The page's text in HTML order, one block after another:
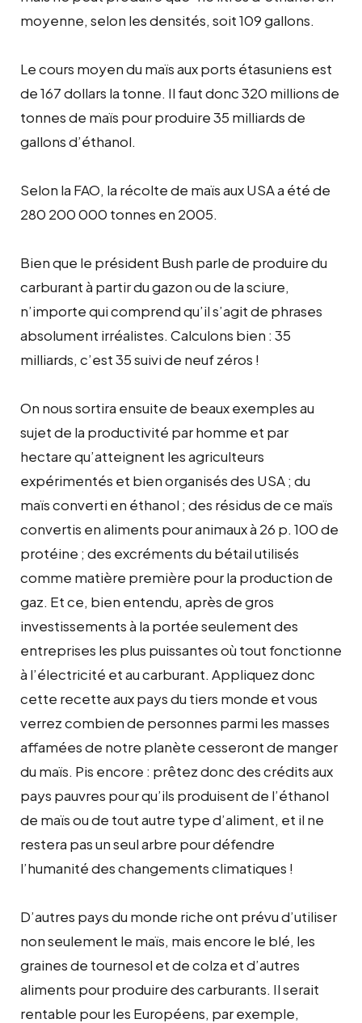
moyenne, selon les densités, soit 109 gallons.
Le cours moyen du maïs aux ports étasuniens est
de 167 dollars la tonne. Il faut donc 320 millions de
tonnes de maïs pour produire 35 milliards de
gallons d’éthanol.
Selon la FAO, la récolte de maïs aux USA a été de
280 200 000 tonnes en 2005.
Bien que le président Bush parle de produire du
carburant à partir du gazon ou de la sciure,
n’importe qui comprend qu’il s’agit de phrases
absolument irréalistes. Calculons bien : 35
milliards, c’est 35 suivi de neuf zéros !
On nous sortira ensuite de beaux exemples au
sujet de la productivité par homme et par
hectare qu’atteignent les agriculteurs
expérimentés et bien organisés des USA ; du
maïs converti en éthanol ; des résidus de ce maïs
convertis en aliments pour animaux à 26 p. 100 de
protéine ; des excréments du bétail utilisés
comme matière première pour la production de
gaz. Et ce, bien entendu, après de gros
investissements à la portée seulement des
entreprises les plus puissantes où tout fonctionne
à l’électricité et au carburant. Appliquez donc
cette recette aux pays du tiers monde et vous
verrez combien de personnes parmi les masses
affamées de notre planète cesseront de manger
du maïs. Pis encore : prêtez donc des crédits aux
pays pauvres pour qu’ils produisent de l’éthanol
de maïs ou de tout autre type d’aliment, et il ne
restera pas un seul arbre pour défendre
l’humanité des changements climatiques !
D’autres pays du monde riche ont prévu d’utiliser
non seulement le maïs, mais encore le blé, les
graines de tournesol et de colza et d’autres
aliments pour produire des carburants. Il serait
rentable pour les Européens, par exemple,